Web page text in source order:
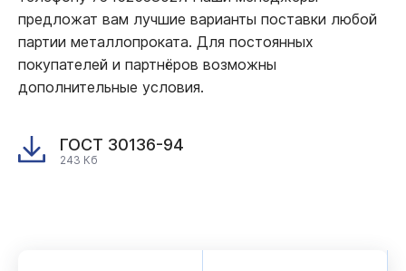
предложат вам лучшие варианты поставки любой
партии металлопроката. Для постоянных
покупателей и партнёров возможны
дополнительные условия.
ГОСТ 30136-94
243 Кб